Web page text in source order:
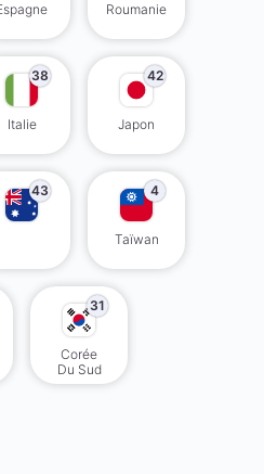
Roumanie
38
Italie
42
Japon
43 4
Taïwan
31
Corée
Du Sud